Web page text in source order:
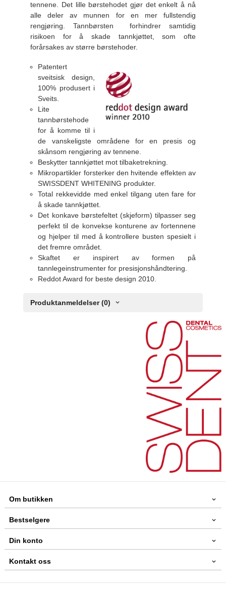
tennene. Det lille børstehodet gjør det enkelt å nå
alle deler av munnen for en mer fullstendig
rengjøring. Tannbørsten forhindrer samtidig
risikoen for å skade tannkjøttet, som ofte
forårsakes av større børstehoder.
Patentert
sveitsisk design,
100% produsert i
Sveits.
Lite
tannbørstehode
for å komme til i
de vanskeligste områdene for en presis og
skånsom rengjøring av tennene.
Beskytter tannkjøttet mot tilbaketrekning.
Mikropartikler forsterker den hvitende effekten av
SWISSDENT WHITENING produkter.
Total rekkevidde med enkel tilgang uten fare for
å skade tannkjøttet.
Det konkave børstefeltet (skjeform) tilpasser seg
perfekt til de konvekse konturene av fortennene
og hjelper til med å kontrollere busten spesielt i
det fremre området.
Skaftet er inspirert av formen på
tannlegeinstrumenter for presisjonshåndtering.
Reddot Award for beste design 2010.
Produktanmeldelser (0)
Om butikken
Bestselgere
Din konto
Kontakt oss